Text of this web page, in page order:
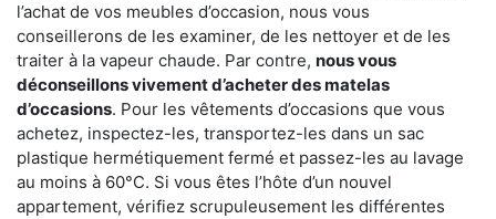
l’achat de vos meubles d’occasion, nous vous
conseillerons de les examiner, de les nettoyer et de les
traiter à la vapeur chaude. Par contre, nous vous
déconseillons vivement d’acheter des matelas
d’occasions. Pour les vêtements d’occasions que vous
achetez, inspectez-les, transportez-les dans un sac
plastique hermétiquement fermé et passez-les au lavage
au moins à 60°C. Si vous êtes l’hôte d’un nouvel
appartement, vérifiez scrupuleusement les différentes